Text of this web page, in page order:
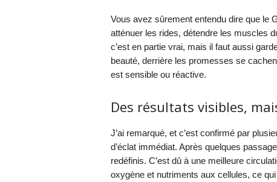
Vous avez sûrement entendu dire que le
atténuer les rides, détendre les muscles
c’est en partie vrai, mais il faut aussi
beauté, derrière les promesses se
est sensible ou réactive.
Des résultats visibles,
J’ai remarqué, et c’est confirmé par
d’éclat immédiat. Après quelques
redéfinis. C’est dû à une meilleure
oxygène et nutriments aux cellules, ce